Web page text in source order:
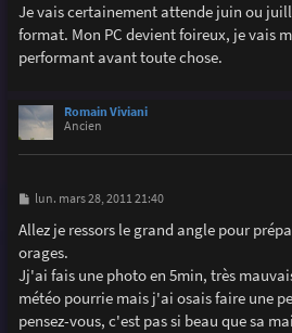
Je vais certainement attende juin ou
format. Mon PC devient foireux, je vais
performant avant toute chose.
Romain Viviani
Ancien
M
s
s
a
g
e
lun. mars 28, 2011 21:40
Allez je ressors le grand angle pour
orages.
Jj'ai fais une photo en 5min, très
météo pourrie mais j'ai osais faire une
pensez-vous, c'est pas si beau que sa